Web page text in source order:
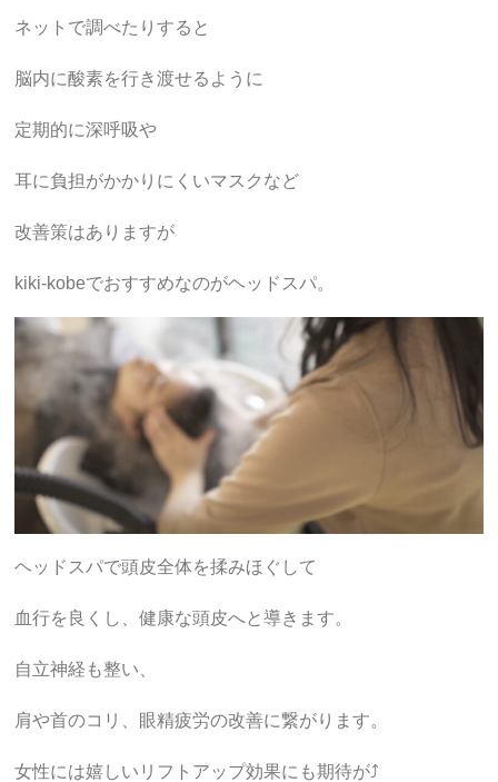
ネットで調べたりすると
脳内に酸素を行き渡せるように
定期的に深呼吸や
耳に負担がかかりにくいマスクなど
改善策はありますが
kiki-kobeでおすすめなのがヘッドスパ。
ヘッドスパで頭皮全体を揉みほぐして
血行を良くし、健康な頭皮へと導きます。
自立神経も整い、
肩や首のコリ、眼精疲労の改善に繋がります。
女性には嬉しいリフトアップ効果にも期待が⤴️